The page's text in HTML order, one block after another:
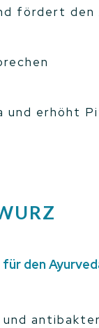
fördert den
und erhöht
den